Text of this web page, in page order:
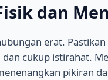
dan
erat.
cukup istirahat.
pikiran